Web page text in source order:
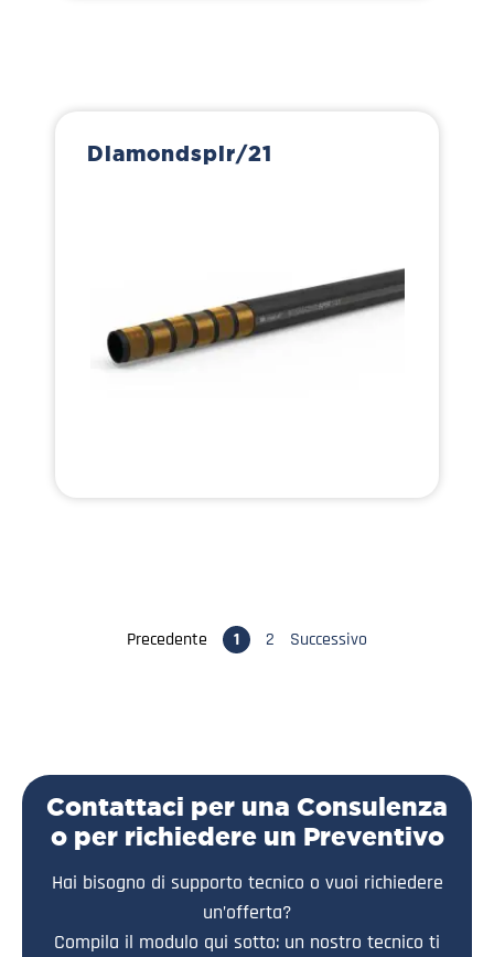
Diamondspir/21
Precedente 1 2 Successivo
Contattaci per una Consulenza
o per richiedere un Preventivo
Hai bisogno di supporto tecnico o vuoi richiedere
un’offerta?
Compila il modulo qui sotto: un nostro tecnico ti